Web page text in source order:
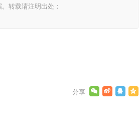
转载请注明出处：